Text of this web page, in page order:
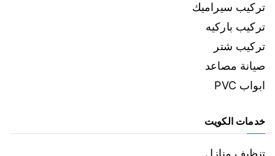
تركيب سيراميك
تركيب باركيه
تركيب شتر
صيانة مصاعد
ابواب PVC
خدمات الكويت
تنظيف منازل